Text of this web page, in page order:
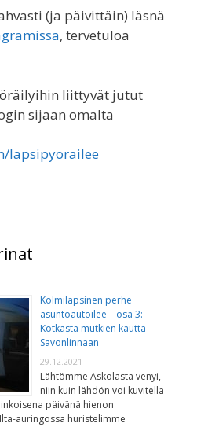
(ja päivittäin) läsnä
, tervetuloa
liittyvät jutut
sijaan omalta
lapsipyorailee
Kolmilapsinen perhe
asuntoautoilee – osa 3:
Kotkasta mutkien kautta
Savonlinnaan
29.12.2021
Lähtömme Askolasta venyi,
niin kuin lähdön voi kuvitella
päivänä hienon
auringossa huristelimme